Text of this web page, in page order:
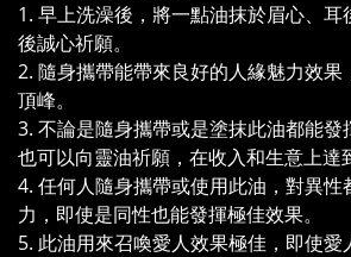
1. 早上洗澡後，將一點油抹於眉心、耳
後誠心祈願。
2. 隨身攜帶能帶來良好的人緣魅力效果
頂峰。
3. 不論是隨身攜帶或是塗抹此油都能發
也可以向靈油祈願，在收入和生意上達
4. 任何人隨身攜帶或使用此油，對異
力，即使是同性也能發揮極佳效果。
5. 此油用來召喚愛人效果極佳，即使愛